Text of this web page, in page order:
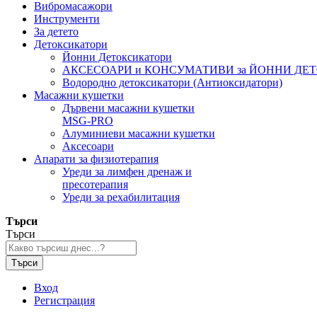
Вибромасажори
Инструменти
За детето
Детоксикатори
Йонни Детоксикатори
АКСЕСОАРИ и КОНСУМАТИВИ за ЙОННИ
Водородно детоксикатори (Антиоксидатори)
Масажни кушетки
Дървени масажни кушетки
MSG-PRO
Алуминиеви масажни кушетки
Аксесоари
Апарати за физиотерапия
Уреди за лимфен дренаж и
пресотерапия
Уреди за рехабилитация
Търси
Търси
Търси
Вход
Регистрация